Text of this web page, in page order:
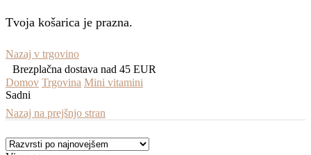
Tvoja košarica je prazna.
Nazaj v trgovino
Brezplačna dostava nad 45 EUR
Domov Trgovina Mini vitamini
Sadni
Nazaj na prejšnjo stran